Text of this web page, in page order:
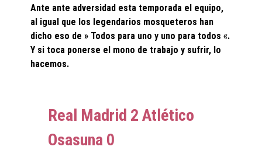
Ante ante adversidad esta temporada el equipo,
al igual que los legendarios mosqueteros han
dicho eso de » Todos para uno y uno para todos «.
Y si toca ponerse el mono de trabajo y sufrir, lo
hacemos.
Real Madrid 2 Atlético
Osasuna 0